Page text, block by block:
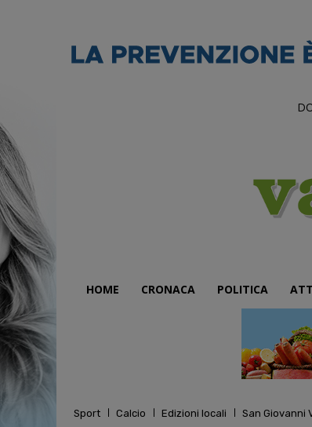
HOME CRONACA POLITICA
Sport Calcio Edizioni locali San Giovanni